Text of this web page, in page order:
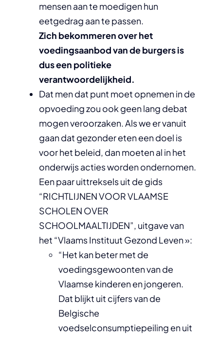
mensen aan te moedigen hun
eetgedrag aan te passen.
Zich bekommeren over het
voedingsaanbod van de burgers is
dus een politieke
verantwoordelijkheid.
Dat men dat punt moet opnemen in de
opvoeding zou ook geen lang debat
mogen veroorzaken. Als we er vanuit
gaan dat gezonder eten een doel is
voor het beleid, dan moeten al in het
onderwijs acties worden ondernomen.
Een paar uittreksels uit de gids
“RICHTLIJNEN VOOR VLAAMSE
SCHOLEN OVER
SCHOOLMAALTIJDEN”, uitgave van
het “Vlaams Instituut Gezond Leven »:
“Het kan beter met de
voedingsgewoonten van de
Vlaamse kinderen en jongeren.
Dat blijkt uit cijfers van de
Belgische
voedselconsumptiepeiling en uit